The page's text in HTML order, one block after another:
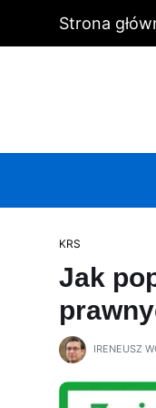
Strona
KRS
Jak
IRENEUSZ